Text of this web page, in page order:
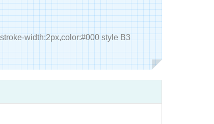
width:2px,color:#000 style B3